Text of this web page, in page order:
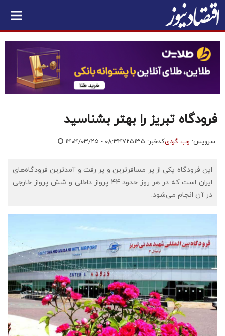
فرودگاه تبریز را بهتر بشناسید
سرویس: وب گردیکدخبر: ۷۲۵۱۳۵ ۱۴۰۴/۰۳/۲۵ - ۰۸:۳۴
این فرودگاه یکی از پر مسافرترین و پر رفت و آمدترین فرودگاه‌های
ایران است که در هر روز حدود 44 پرواز داخلی و شش پرواز خارجی
در آن انجام می‌شود.